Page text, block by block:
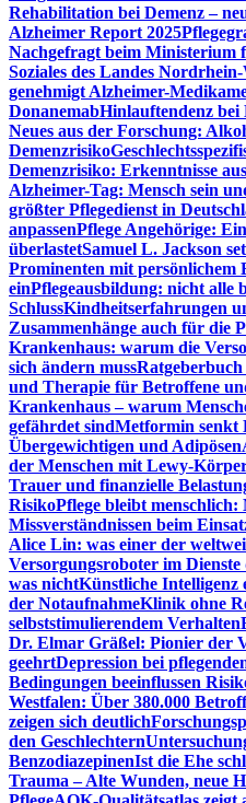
Rehabilitation bei Demenz –
Alzheimer Report 2025
Nachgefragt beim Ministerium
Soziales des Landes Nordrhein-
genehmigt Alzheimer-
DonanemabHinlauftendenz bei
Neues aus der Forschung:
Demenzrisiko
Demenzrisiko: Erkenntnisse
Alzheimer-Tag: Mensch sein
größter Pflegedienst in
anpassenPflege Angehörige:
überlastetSamuel L. Jackson
Prominenten mit persönlichem
einPflegeausbildung: nicht alle
SchlussKindheitserfahrungen
Zusammenhänge auch für die
Krankenhaus: warum die
sich ändern mussRatgeberbuch
und Therapie für Betroffene
Krankenhaus – warum
gefährdet sindMetformin senkt
Übergewichtigen und Adipösen
der Menschen mit Lewy-
Trauer und finanzielle
RisikoPflege bleibt
Missverständnissen beim
Alice Lin: was einer der
Versorgungsroboter im
was nichtKünstliche Intelligenz
der NotaufnahmeKlinik ohne
selbststimulierendem Verhalten
Dr. Elmar Gräßel: Pionier der
geehrtDepression bei
Bedingungen beeinflussen
Westfalen: Über 380.000
zeigen sich deutlich
den Geschlechtern
BenzodiazepinenIst die Ehe
Trauma – Alte Wunden, neue